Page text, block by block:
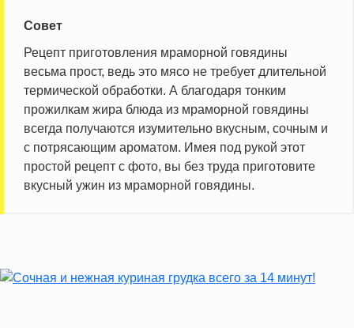
Совет
Рецепт приготовления мраморной говядины
весьма прост, ведь это мясо не требует длительной
термической обработки. А благодаря тонким
прожилкам жира блюда из мраморной говядины
всегда получаются изумительно вкусным, сочным и
с потрясающим ароматом. Имея под рукой этот
простой рецепт с фото, вы без труда приготовите
вкусный ужин из мраморной говядины.